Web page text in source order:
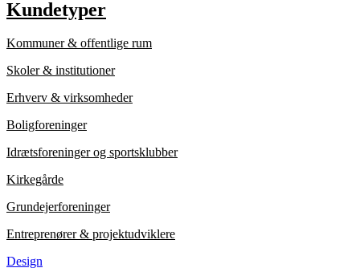
Kundetyper
Kommuner & offentlige rum
Skoler & institutioner
Erhverv & virksomheder
Boligforeninger
Idrætsforeninger og sportsklubber
Kirkegårde
Grundejerforeninger
Entreprenører & projektudviklere
Design